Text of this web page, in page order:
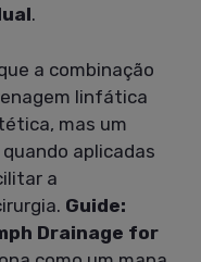
.
a combinação
linfática
mas um
aplicadas
a
Guide:
Drainage for